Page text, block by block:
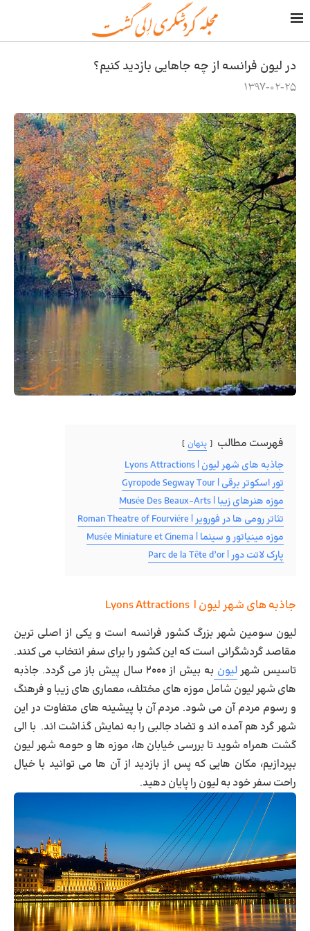
در لیون فرانسه از چه جاهایی بازدید کنیم؟
1397-02-25
فهرست مطالب پنهان
جاذبه های شهر لیون | Lyons Attractions
تور اسکوتر برقی | Gyropode Segway Tour
موزه هنرهای زیبا | Musée Des Beaux-Arts
تئاتر رومی ها در فورویر | Roman Theatre of Fourviére
موزه مینیاتور و سینما | Musée Miniature et Cinema
پارک لاتت دور | Parc de la Tête d’or
جاذبه های شهر لیون | Lyons Attractions
لیون سومین شهر بزرگ کشور فرانسه است و یکی از اصلی ترین
مقاصد گردشگرانی است که این کشور را برای سفر انتخاب می کنند.
تاسیس شهرلیون
به بیش از ۲۰۰۰ سال پیش باز می گردد. جاذبه
های شهر لیون شامل موزه های مختلف، معماری های زیبا و فرهنگ
و رسوم مردم آن می شود. مردم آن با پیشینه های متفاوت در این
شهر گرد هم آمده اند و تضاد جالبی را به نمایش گذاشت اند. با الی
گشت همراه شوید تا بررسی خیابان ها، موزه ها و حومه شهر لیون
بپردازیم، مکان هایی که پس از بازدید از آن ها می توانید با خیال
راحت سفر خود به لیون را پایان دهید.